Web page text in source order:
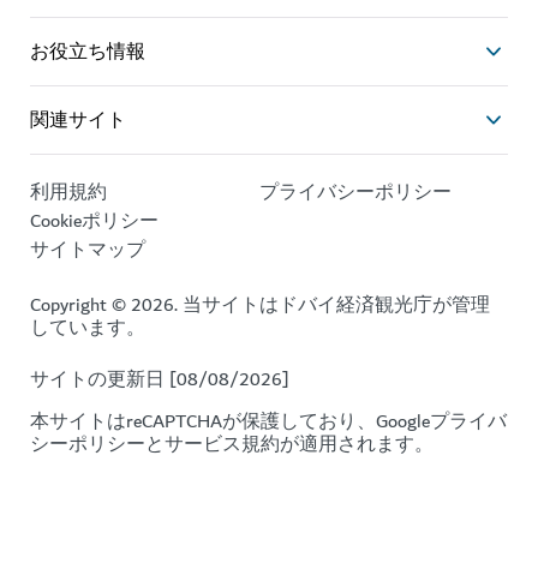
お役立ち情報
関連サイト
利用規約
プライバシーポリシー
Cookieポリシー
サイトマップ
Copyright © 2026. 当サイトはドバイ経済観光庁が管理
しています。
サイトの更新日 [08/08/2026]
本サイトはreCAPTCHAが保護しており、Googleプライバ
シーポリシーとサービス規約が適用されます。